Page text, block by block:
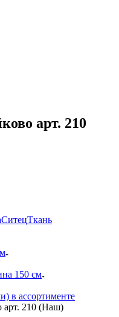
арт. 210
СитецТкань
150 см
в ассортименте
арт. 210 (Наш)